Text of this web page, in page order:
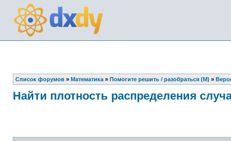
Список форумов » Математика » Помогите решить / разобраться (М) »
Найти плотность распределения